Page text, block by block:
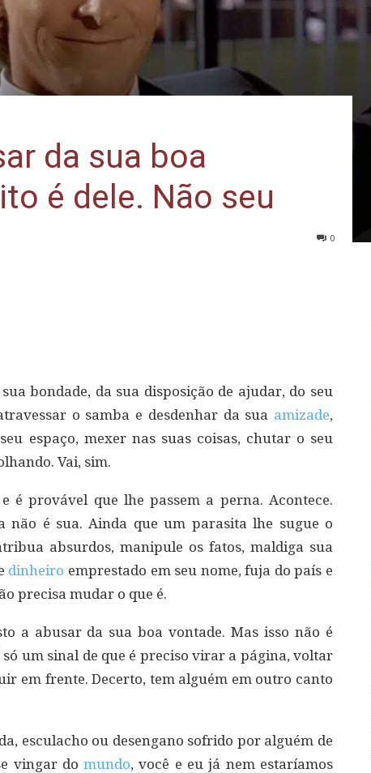
da sua boa
é dele. Não seu
0
bondade, da sua disposição de ajudar, do seu
o samba e desdenhar da sua amizade,
espaço, mexer nas suas coisas, chutar o seu
Vai, sim.
é provável que lhe passem a perna. Acontece.
não é sua. Ainda que um parasita lhe sugue o
absurdos, manipule os fatos, maldiga sua
dinheiro emprestado em seu nome, fuja do país e
precisa mudar o que é.
a abusar da sua boa vontade. Mas isso não é
um sinal de que é preciso virar a página, voltar
em frente. Decerto, tem alguém em outro canto
esculacho ou desengano sofrido por alguém de
vingar domundo, você e eu já nem estaríamos